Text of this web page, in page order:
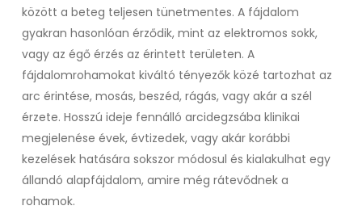
között a beteg teljesen tünetmentes. A fájdalom
gyakran hasonlóan érződik, mint az elektromos sokk,
vagy az égő érzés az érintett területen. A
fájdalomrohamokat kiváltó tényezők közé tartozhat az
arc érintése, mosás, beszéd, rágás, vagy akár a szél
érzete. Hosszú ideje fennálló arcidegzsába klinikai
megjelenése évek, évtizedek, vagy akár korábbi
kezelések hatására sokszor módosul és kialakulhat egy
állandó alapfájdalom, amire még rátevődnek a
rohamok.